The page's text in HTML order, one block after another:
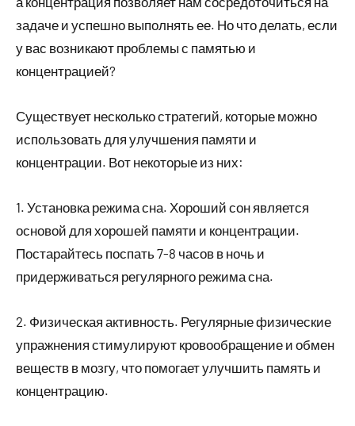
задаче и успешно выполнять ее. Но что делать, если
у вас возникают проблемы с памятью и
концентрацией?
Существует несколько стратегий, которые можно
использовать для улучшения памяти и
концентрации. Вот некоторые из них:
1. Установка режима сна. Хороший сон является
основой для хорошей памяти и концентрации.
Постарайтесь поспать 7-8 часов в ночь и
придерживаться регулярного режима сна.
2. Физическая активность. Регулярные физические
упражнения стимулируют кровообращение и обмен
веществ в мозгу, что помогает улучшить память и
концентрацию.